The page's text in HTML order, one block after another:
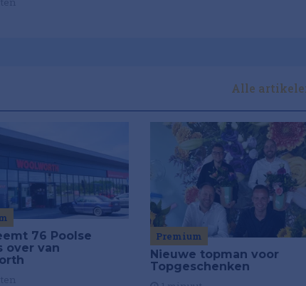
Alle
76 Poolse
over van
Premium
Nieuwe topman voor
Topgeschenken